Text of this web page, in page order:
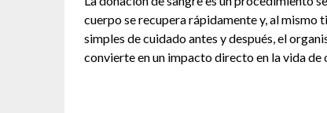
cuerpo se recupera rápidamente y, al
simples de cuidado antes y después, el
convierte en un impacto directo en la vida de